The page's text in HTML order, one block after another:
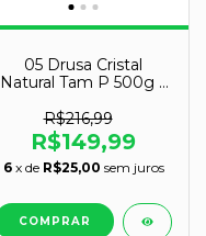
05 Drusa Cristal
Natural Tam P 500g a
R$216,99
R$149,99
6 x de R$25,00 sem juros